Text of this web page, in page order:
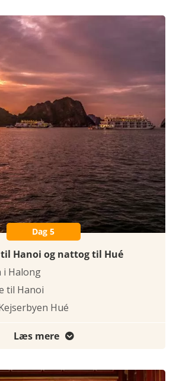
Dag 5
Hanoi og nattog til Hué
i Halong
til Hanoi
Hué
Læs mere 